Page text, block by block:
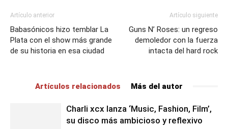
Artículo anterior
Babasónicos hizo temblar La
Plata con el show más grande
de su historia en esa ciudad
Artículo siguiente
Guns N’ Roses: un regreso
demoledor con la fuerza
intacta del hard rock
Artículos relacionados Más del autor
Charli xcx lanza ‘Music, Fashion, Film’,
su disco más ambicioso y reflexivo